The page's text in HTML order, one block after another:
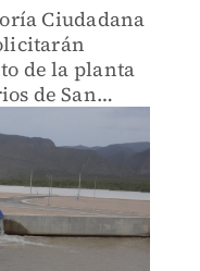
Ciudadana
de la planta
de San